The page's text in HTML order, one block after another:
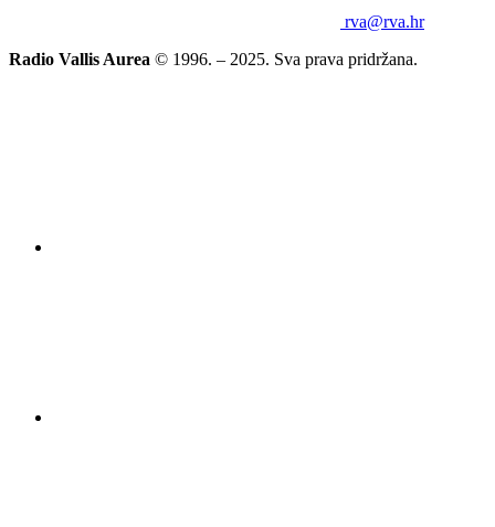
rva@rva.hr
Radio Vallis Aurea © 1996. – 2025. Sva prava pridržana.